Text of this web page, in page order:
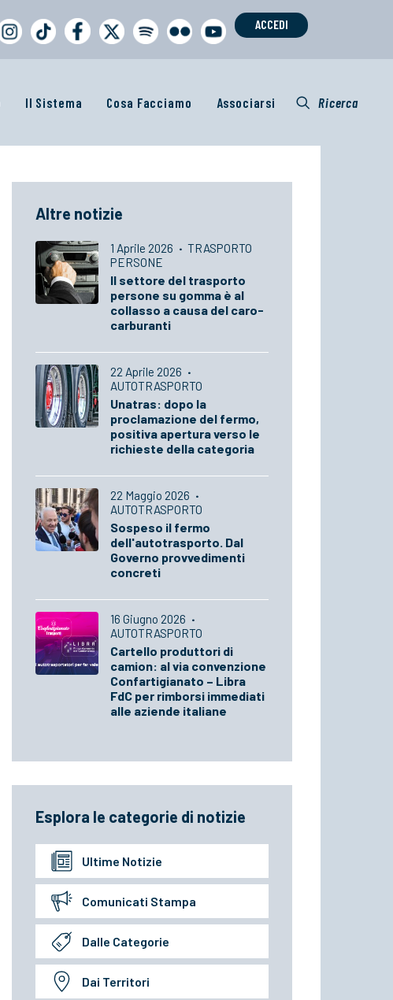
ACCEDI
Il Sistema Cosa Facciamo Associarsi Ricerca
Altre notizie
1 Aprile 2026 · TRASPORTO
PERSONE
Il settore del trasporto
persone su gomma è al
collasso a causa del caro-
carburanti
22 Aprile 2026 ·
AUTOTRASPORTO
Unatras: dopo la
proclamazione del fermo,
positiva apertura verso le
richieste della categoria
22 Maggio 2026 ·
AUTOTRASPORTO
Sospeso il fermo
dell'autotrasporto. Dal
Governo provvedimenti
concreti
16 Giugno 2026 ·
AUTOTRASPORTO
Cartello produttori di
camion: al via convenzione
Confartigianato – Libra
FdC per rimborsi immediati
alle aziende italiane
Esplora le categorie di notizie
Ultime Notizie
Comunicati Stampa
Dalle Categorie
Dai Territori